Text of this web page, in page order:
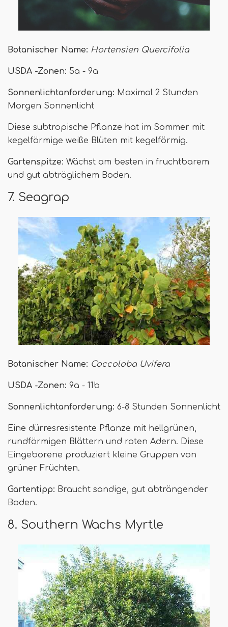
Botanischer Name: Hortensien Quercifolia
USDA -Zonen: 5a - 9a
Sonnenlichtanforderung: Maximal 2 Stunden
Morgen Sonnenlicht
Diese subtropische Pflanze hat im Sommer mit
kegelförmige weiße Blüten mit kegelförmig.
Gartenspitze: Wächst am besten in fruchtbarem
und gut abträglichem Boden.
7. Seagrap
Botanischer Name: Coccoloba Uvifera
USDA -Zonen: 9a - 11b
Sonnenlichtanforderung: 6-8 Stunden Sonnenlicht
Eine dürresresistente Pflanze mit hellgrünen,
rundförmigen Blättern und roten Adern. Diese
Eingeborene produziert kleine Gruppen von
grüner Früchten.
Gartentipp: Braucht sandige, gut abträngender
Boden.
8. Southern Wachs Myrtle